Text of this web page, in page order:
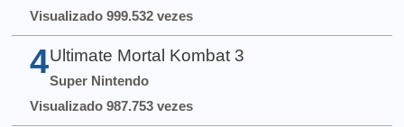
Visualizado 999.532 vezes
4 Ultimate Mortal Kombat 3
Super Nintendo
Visualizado 987.753 vezes